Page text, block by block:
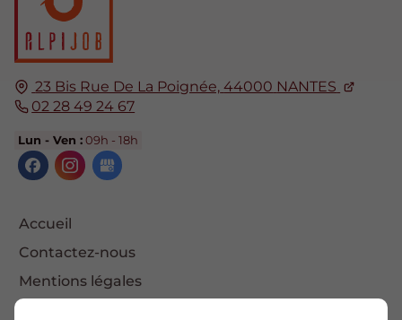
23 Bis Rue De La Poignée, 44000 NANTES
02 28 49 24 67
Lun - Ven :09h - 18h
Accueil
Contactez-nous
Mentions légales